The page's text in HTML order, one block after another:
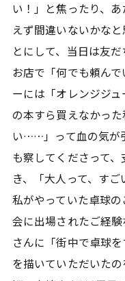
い！」と焦ったり、
えず間違いないかな
とにして、当日は友
お店で「何でも頼ん
ーには「オレンジジ
の本すら買えなかっ
い……」って血の気が
も察してくださって
き、「大人って、すご
私がやっていた卓球
会に出場されたご経
さんに「街中で卓球
を描いていただいた